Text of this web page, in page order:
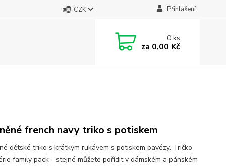
CZK Přihlášení
0ks
za 0,00 Kč
french navy triko s potiskem
dětské triko s krátkým rukávem s potiskem pavézy. Tričko
family pack - stejné můžete pořídit v dámském a pánském